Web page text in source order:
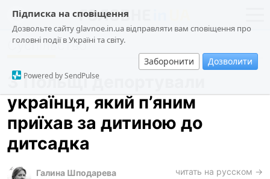
Підписка на сповіщення
Дозвольте сайту glavnoe.in.ua відправляти вам сповіщення про
головні події в Україні та світу.
Заборонити Дозволити
Powered by SendPulse
новини
про проєкт
суспільство
події
кримінал
Суспільство
З Польщі депортували
українця, який п’яним
приїхав за дитиною до
дитсадка
Галина Шподарева
читать на русском →